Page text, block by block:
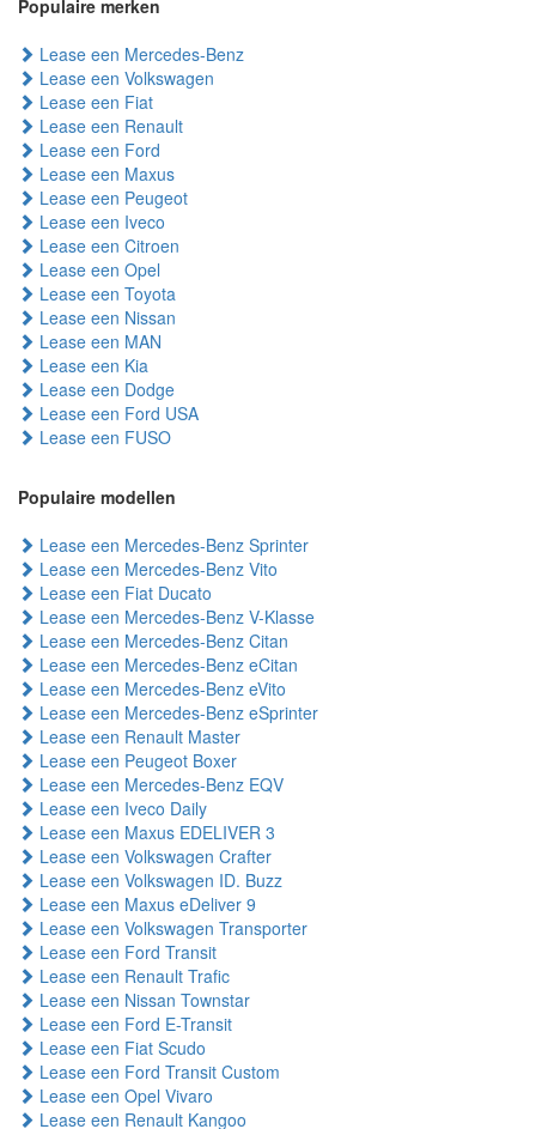
Populaire merken
Lease een Mercedes-Benz
Lease een Volkswagen
Lease een Fiat
Lease een Renault
Lease een Ford
Lease een Maxus
Lease een Peugeot
Lease een Iveco
Lease een Citroen
Lease een Opel
Lease een Toyota
Lease een Nissan
Lease een MAN
Lease een Kia
Lease een Dodge
Lease een Ford USA
Lease een FUSO
Populaire modellen
Lease een Mercedes-Benz Sprinter
Lease een Mercedes-Benz Vito
Lease een Fiat Ducato
Lease een Mercedes-Benz V-Klasse
Lease een Mercedes-Benz Citan
Lease een Mercedes-Benz eCitan
Lease een Mercedes-Benz eVito
Lease een Mercedes-Benz eSprinter
Lease een Renault Master
Lease een Peugeot Boxer
Lease een Mercedes-Benz EQV
Lease een Iveco Daily
Lease een Maxus EDELIVER 3
Lease een Volkswagen Crafter
Lease een Volkswagen ID. Buzz
Lease een Maxus eDeliver 9
Lease een Volkswagen Transporter
Lease een Ford Transit
Lease een Renault Trafic
Lease een Nissan Townstar
Lease een Ford E-Transit
Lease een Fiat Scudo
Lease een Ford Transit Custom
Lease een Opel Vivaro
Lease een Renault Kangoo